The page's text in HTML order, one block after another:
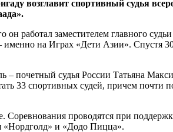
возглавит спортивный судья
работал заместителем главного
именно на Играх «Дети Азии». Спустя
почетный судья России Татьяна
33 спортивных судей, причем почти
Соревнования проводятся при
«Нордголд» и «Додо Пицца».